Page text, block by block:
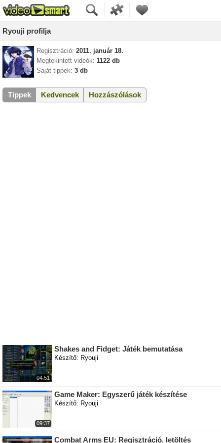
Ryouji profilja
Regisztráció: 2011. január 18.
Megtekintett videók: 1122 db
Saját tippek: 3 db
Tippek Kedvencek Hozzászólások
04:51
Shakes and Fidget: Játék bemutatása
Készítő: Ryouji
09:37
Game Maker: Egyszerű játék készítése
Készítő: Ryouji
Combat Arms EU: Regisztráció, letöltés